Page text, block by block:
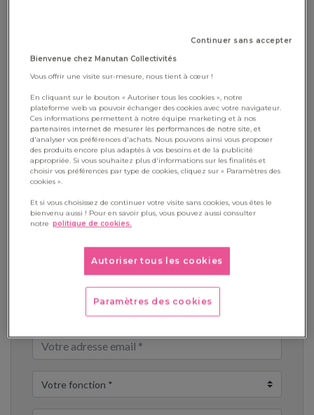
Le Poisson d’avril s’invite en classe avec Classe de Demain !
et de créations malicieuses. C’est l’occasion parfaite pour
proposer à vos élèves des activités ludiques, artistiques et
gourmandes autour d’une tradition qu’ils adorent.
Bonne lecture à tous !
Téléchargement
Continuer sans accepter
Bienvenue chez Manutan Collectivités
Vous offrir une visite sur-mesure, nous tient à cœur !
En cliquant sur le bouton « Autoriser tous les cookies », notre
plateforme web va pouvoir échanger des cookies avec votre navigateur.
Ces informations permettent à notre équipe marketing et à nos
partenaires internet de mesurer les performances de notre site, et
d'analyser vos préférences d'achats. Nous pouvons ainsi vous proposer
des produits encore plus adaptés à vos besoins et de la publicité
appropriée. Si vous souhaitez plus d'informations sur les finalités et
choisir vos préférences par type de cookies, cliquez sur « Paramètres des
cookies ».
Et si vous choisissez de continuer votre visite sans cookies, vous êtes le
bienvenu aussi ! Pour en savoir plus, vous pouvez aussi consulter
notre politique de cookies.
Autoriser tous les cookies
Paramètres des cookies